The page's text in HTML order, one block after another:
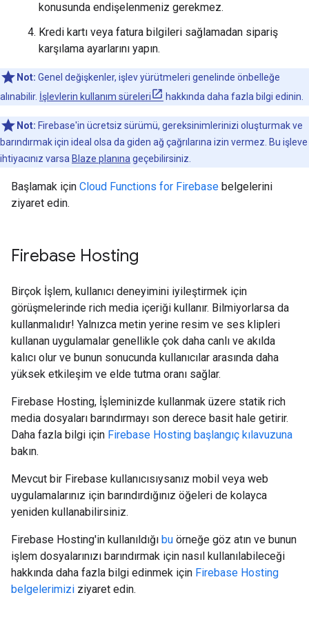
konusunda endişelenmeniz gerekmez.
Kredi kartı veya fatura bilgileri sağlamadan sipariş
karşılama ayarlarını yapın.
Not: Genel değişkenler, işlev yürütmeleri genelinde önbelleğe
alınabilir. İşlevlerin kullanım süreleri hakkında daha fazla bilgi edinin.
Not: Firebase'in ücretsiz sürümü, gereksinimlerinizi oluşturmak ve
barındırmak için ideal olsa da giden ağ çağrılarına izin vermez. Bu işleve
ihtiyacınız varsa Blaze planına geçebilirsiniz.
Başlamak için Cloud Functions for Firebase belgelerini
ziyaret edin.
Firebase Hosting
Birçok İşlem, kullanıcı deneyimini iyileştirmek için
görüşmelerinde rich media içeriği kullanır. Bilmiyorlarsa da
kullanmalıdır! Yalnızca metin yerine resim ve ses klipleri
kullanan uygulamalar genellikle çok daha canlı ve akılda
kalıcı olur ve bunun sonucunda kullanıcılar arasında daha
yüksek etkileşim ve elde tutma oranı sağlar.
Firebase Hosting, İşleminizde kullanmak üzere statik rich
media dosyaları barındırmayı son derece basit hale getirir.
Daha fazla bilgi için Firebase Hosting başlangıç kılavuzuna
bakın.
Mevcut bir Firebase kullanıcısıysanız mobil veya web
uygulamalarınız için barındırdığınız öğeleri de kolayca
yeniden kullanabilirsiniz.
Firebase Hosting'in kullanıldığı bu örneğe göz atın ve bunun
işlem dosyalarınızı barındırmak için nasıl kullanılabileceği
hakkında daha fazla bilgi edinmek için Firebase Hosting
belgelerimizi ziyaret edin.